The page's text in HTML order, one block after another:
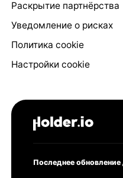
Раскрытие партнёрства
Уведомление о рисках
Политика cookie
Настройки cookie
Последнее